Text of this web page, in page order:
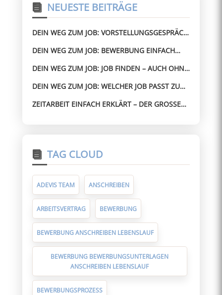
NEUESTE BEITRÄGE
DEIN WEG ZUM JOB: VORSTELLUNGSGESPRÄCH
DEIN WEG ZUM JOB: BEWERBUNG EINFACH
DEIN WEG ZUM JOB: JOB FINDEN – AUCH OHNE
DEIN WEG ZUM JOB: WELCHER JOB PASST ZU
RICHTUNG
ZEITARBEIT EINFACH ERKLÄRT – DER GROSSE G
TAG CLOUD
ADEVIS TEAM ANSCHREIBEN
ARBEITSVERTRAG BEWERBUNG
BEWERBUNG ANSCHREIBEN LEBENSLAUF
BEWERBUNG BEWERBUNGSUNTERLAGEN
ANSCHREIBEN LEBENSLAUF
BEWERBUNGSPROZESS